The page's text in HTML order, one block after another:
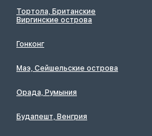
Тортола, Британские
Виргинские острова
Гонконг
Маэ, Сейшельские острова
Орада, Румыния
Будапешт, Венгрия